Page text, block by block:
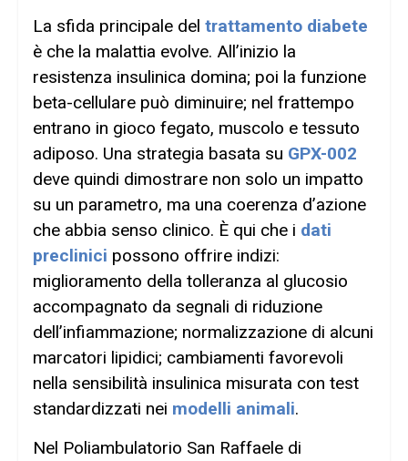
La sfida principale del trattamento diabete
è che la malattia evolve. All’inizio la
resistenza insulinica domina; poi la funzione
beta-cellulare può diminuire; nel frattempo
entrano in gioco fegato, muscolo e tessuto
adiposo. Una strategia basata su GPX-002
deve quindi dimostrare non solo un impatto
su un parametro, ma una coerenza d’azione
che abbia senso clinico. È qui che i dati
preclinici possono offrire indizi:
miglioramento della tolleranza al glucosio
accompagnato da segnali di riduzione
dell’infiammazione; normalizzazione di alcuni
marcatori lipidici; cambiamenti favorevoli
nella sensibilità insulinica misurata con test
standardizzati nei modelli animali.
Nel Poliambulatorio San Raffaele di